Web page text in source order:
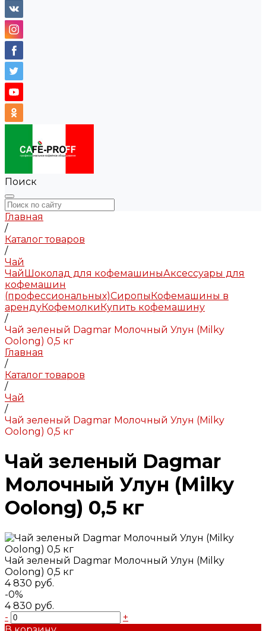
Поиск
Главная
/
Каталог товаров
/
Чай
ЧайШоколад для кофемашиныАксессуары для
кофемашин
(профессиональных)СиропыКофемашины в
арендуКофемолкиКупить кофемашину
/
Чай зеленый Dagmar Молочный Улун (Milky
Oolong) 0,5 кг
Главная
/
Каталог товаров
/
Чай
/
Чай зеленый Dagmar Молочный Улун (Milky
Oolong) 0,5 кг
Чай зеленый Dagmar
Молочный Улун (Milky
Oolong) 0,5 кг
Чай зеленый Dagmar Молочный Улун (Milky
Oolong) 0,5 кг
4 830 руб.
-0%
4 830 руб.
-
+